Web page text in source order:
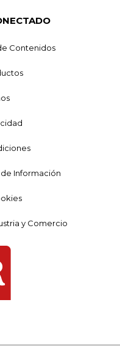
Contenidos
Información
y Comercio